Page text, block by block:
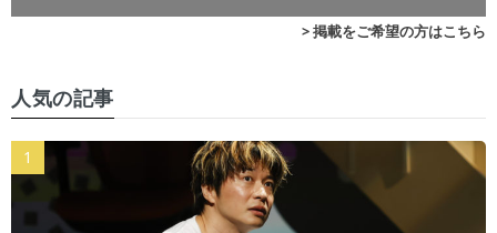
> 掲載をご希望の方はこちら
人気の記事